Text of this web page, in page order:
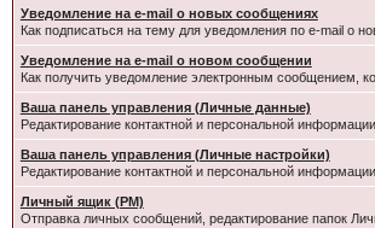
Уведомление на e-mail о новых сообщениях
Как подписаться на тему для уведомления по e-mail о
Уведомление на е-mail о новом сообщении
Как получить уведомление электронным сообщением,
Ваша панель управления (Личные данные)
Редактирование контактной и персональной
Ваша панель управления (Личные настройки)
Редактирование контактной и персональной
Личный ящик (PM)
Отправка личных сообщений, редактирование папок